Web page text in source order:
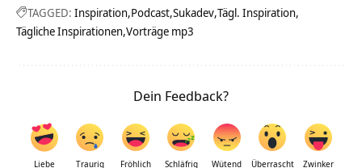
TAGGED: Inspiration Podcast Sukadev Tägl. Inspiration
Tägliche Inspirationen Vorträge mp3
Dein Feedback?
Liebe Traurig Fröhlich Schläfrig Wütend Überrascht Zwinker